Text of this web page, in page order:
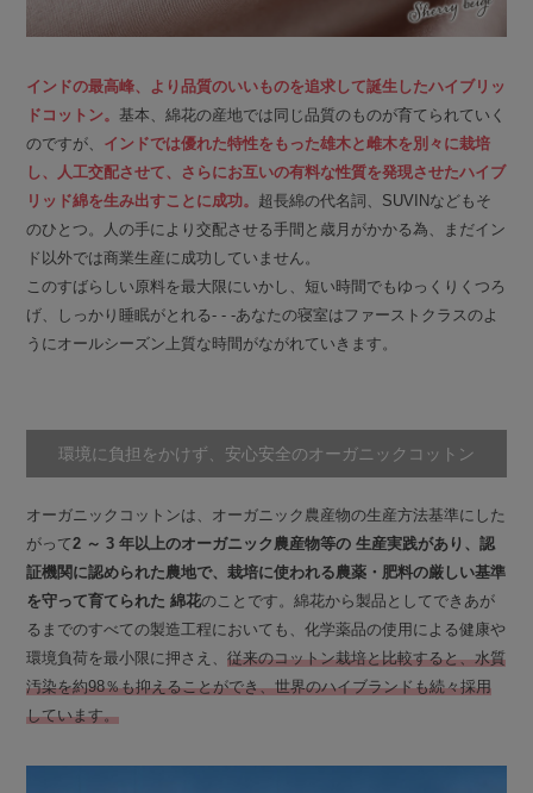
インドの最高峰、より品質のいいものを追求して誕生したハイブリッ
ドコットン。 基本、綿花の産地では同じ品質のものが育てられていく
のですが、 インドでは優れた特性をもった雄木と雌木を別々に栽培
し、人工交配させて、さらにお互いの有料な性質を発現させたハイブ
リッド綿を生み出すことに成功。 超長綿の代名詞、SUVINなどもそ
のひとつ。人の手により交配させる手間と歳月がかかる為、まだイン
ド以外では商業生産に成功していません。
このすばらしい原料を最大限にいかし、短い時間でもゆっくりくつろ
げ、しっかり睡眠がとれる- - -あなたの寝室はファーストクラスのよ
うにオールシーズン上質な時間がながれていきます。
環境に負担をかけず、安心安全のオーガニックコットン
オーガニックコットンは、オーガニック農産物の生産方法基準にした
がって2 ～ 3 年以上のオーガニック農産物等の 生産実践があり、認
証機関に認められた農地で、栽培に使われる農薬・肥料の厳しい基準
を守って育てられた 綿花のことです。綿花から製品としてできあが
るまでのすべての製造工程においても、化学薬品の使用による健康や
環境負荷を最小限に押さえ、従来のコットン栽培と比較すると、水質
汚染を約98％も抑えることができ、世界のハイブランドも続々採用
しています。